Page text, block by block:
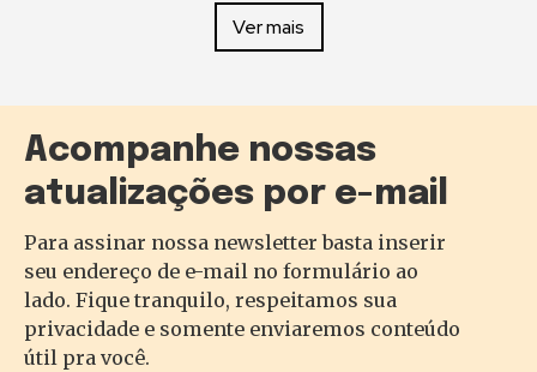
Ver mais
Acompanhe nossas
atualizações por e-mail
Para assinar nossa newsletter basta inserir
seu endereço de e-mail no formulário ao
lado. Fique tranquilo, respeitamos sua
privacidade e somente enviaremos conteúdo
útil pra você.